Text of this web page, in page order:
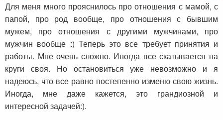
Для меня много прояснилось про отношения с мамой, с
папой, про род вообще, про отношения с бывшим
мужем, про отношения с другими мужчинами, про
мужчин вообще :) Теперь это все требует принятия и
работы. Мне очень сложно. Иногда все скатывается на
круги своя. Но остановиться уже невозможно и я
надеюсь, что все равно постепенно изменю свою жизнь.
Иногда, мне даже кажется, это грандиозной и
интересной задачей:).